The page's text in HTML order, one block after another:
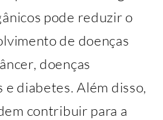
pode reduzir o
de doenças
doenças
e diabetes. Além disso,
contribuir para a